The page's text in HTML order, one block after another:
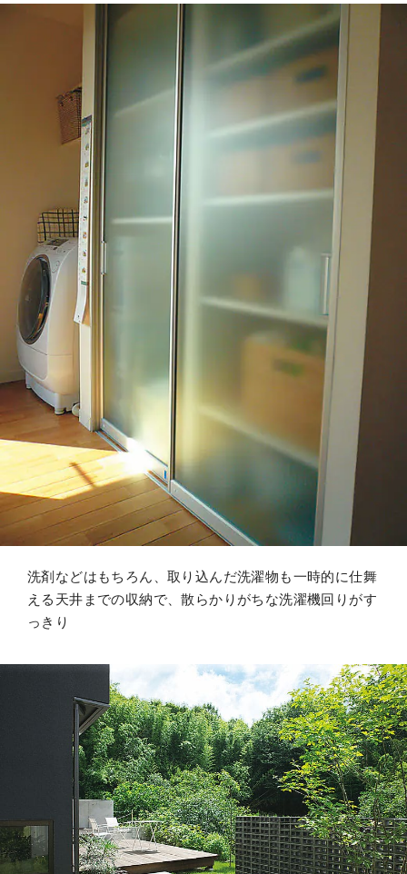
洗剤などはもちろん、取り込んだ洗濯物も一時的に仕舞
える天井までの収納で、散らかりがちな洗濯機回りがす
っきり